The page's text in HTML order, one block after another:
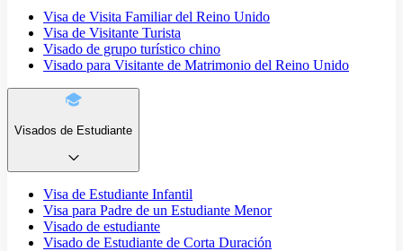
Visa de Visita Familiar del Reino Unido
Visa de Visitante Turista
Visado de grupo turístico chino
Visado para Visitante de Matrimonio del Reino Unido
Visados de Estudiante
Visa de Estudiante Infantil
Visa para Padre de un Estudiante Menor
Visado de estudiante
Visado de Estudiante de Corta Duración